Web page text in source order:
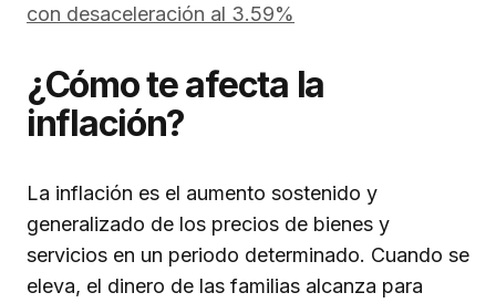
con desaceleración al 3.59%
¿Cómo te afecta la
inflación?
La inflación es el aumento sostenido y
generalizado de los precios de bienes y
servicios en un periodo determinado. Cuando se
eleva, el dinero de las familias alcanza para